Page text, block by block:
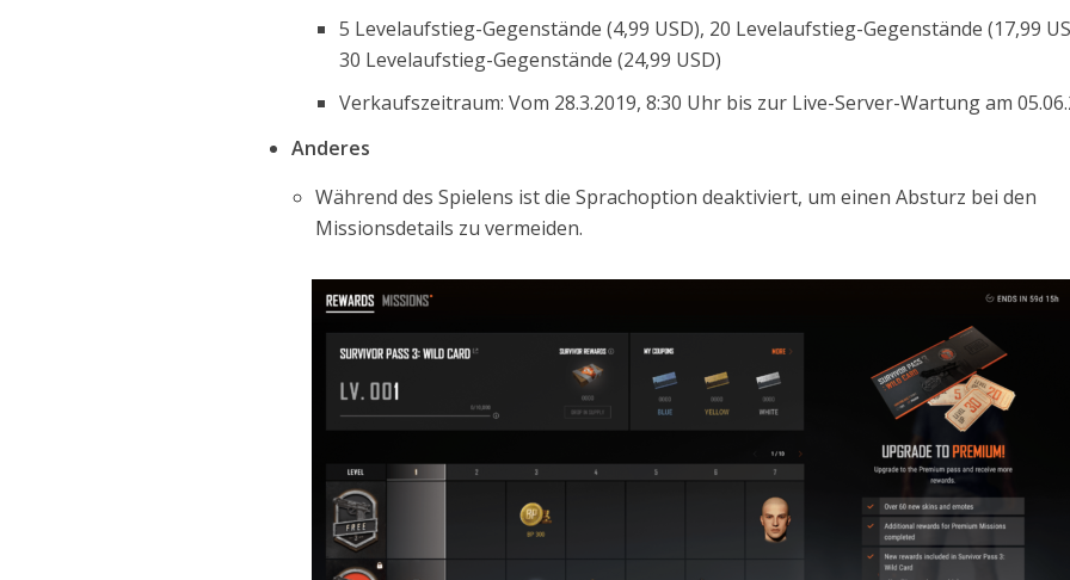
5 Levelaufstieg-Gegenstände (4,99 USD), 20 Levelaufstieg-Gegenstände (17,99
30 Levelaufstieg-Gegenstände (24,99 USD)
Verkaufszeitraum: Vom 28.3.2019, 8:30 Uhr bis zur Live-Server-Wartung am
Anderes
Während des Spielens ist die Sprachoption deaktiviert, um einen Absturz bei den
Missionsdetails zu vermeiden.